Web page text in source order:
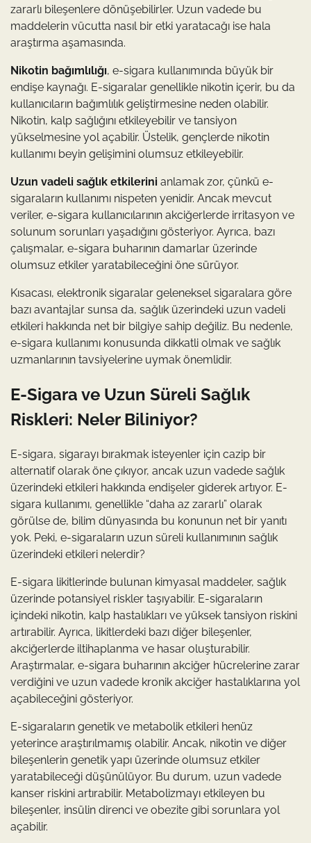
zararlı bileşenlere dönüşebilirler. Uzun vadede bu
maddelerin vücutta nasıl bir etki yaratacağı ise hala
araştırma aşamasında.
Nikotin bağımlılığı, e-sigara kullanımında büyük bir
endişe kaynağı. E-sigaralar genellikle nikotin içerir, bu da
kullanıcıların bağımlılık geliştirmesine neden olabilir.
Nikotin, kalp sağlığını etkileyebilir ve tansiyon
yükselmesine yol açabilir. Üstelik, gençlerde nikotin
kullanımı beyin gelişimini olumsuz etkileyebilir.
Uzun vadeli sağlık etkilerini anlamak zor, çünkü e-
sigaraların kullanımı nispeten yenidir. Ancak mevcut
veriler, e-sigara kullanıcılarının akciğerlerde irritasyon ve
solunum sorunları yaşadığını gösteriyor. Ayrıca, bazı
çalışmalar, e-sigara buharının damarlar üzerinde
olumsuz etkiler yaratabileceğini öne sürüyor.
Kısacası, elektronik sigaralar geleneksel sigaralara göre
bazı avantajlar sunsa da, sağlık üzerindeki uzun vadeli
etkileri hakkında net bir bilgiye sahip değiliz. Bu nedenle,
e-sigara kullanımı konusunda dikkatli olmak ve sağlık
uzmanlarının tavsiyelerine uymak önemlidir.
E-Sigara ve Uzun Süreli Sağlık
Riskleri: Neler Biliniyor?
E-sigara, sigarayı bırakmak isteyenler için cazip bir
alternatif olarak öne çıkıyor, ancak uzun vadede sağlık
üzerindeki etkileri hakkında endişeler giderek artıyor. E-
sigara kullanımı, genellikle “daha az zararlı” olarak
görülse de, bilim dünyasında bu konunun net bir yanıtı
yok. Peki, e-sigaraların uzun süreli kullanımının sağlık
üzerindeki etkileri nelerdir?
E-sigara likitlerinde bulunan kimyasal maddeler, sağlık
üzerinde potansiyel riskler taşıyabilir. E-sigaraların
içindeki nikotin, kalp hastalıkları ve yüksek tansiyon riskini
artırabilir. Ayrıca, likitlerdeki bazı diğer bileşenler,
akciğerlerde iltihaplanma ve hasar oluşturabilir.
Araştırmalar, e-sigara buharının akciğer hücrelerine zarar
verdiğini ve uzun vadede kronik akciğer hastalıklarına yol
açabileceğini gösteriyor.
E-sigaraların genetik ve metabolik etkileri henüz
yeterince araştırılmamış olabilir. Ancak, nikotin ve diğer
bileşenlerin genetik yapı üzerinde olumsuz etkiler
yaratabileceği düşünülüyor. Bu durum, uzun vadede
kanser riskini artırabilir. Metabolizmayı etkileyen bu
bileşenler, insülin direnci ve obezite gibi sorunlara yol
açabilir.